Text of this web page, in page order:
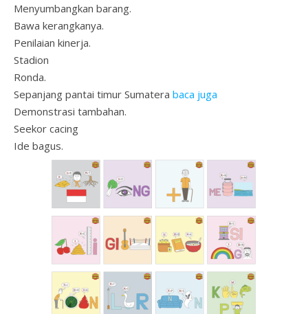
Menyumbangkan barang.
Bawa kerangkanya.
Penilaian kinerja.
Stadion
Ronda.
Sepanjang pantai timur Sumatera baca juga
Demonstrasi tambahan.
Seekor cacing
Ide bagus.